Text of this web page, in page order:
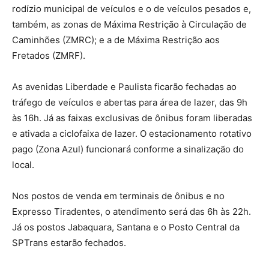
rodízio municipal de veículos e o de veículos pesados e,
também, as zonas de Máxima Restrição à Circulação de
Caminhões (ZMRC); e a de Máxima Restrição aos
Fretados (ZMRF).
As avenidas Liberdade e Paulista ficarão fechadas ao
tráfego de veículos e abertas para área de lazer, das 9h
às 16h. Já as faixas exclusivas de ônibus foram liberadas
e ativada a ciclofaixa de lazer. O estacionamento rotativo
pago (Zona Azul) funcionará conforme a sinalização do
local.
Nos postos de venda em terminais de ônibus e no
Expresso Tiradentes, o atendimento será das 6h às 22h.
Já os postos Jabaquara, Santana e o Posto Central da
SPTrans estarão fechados.